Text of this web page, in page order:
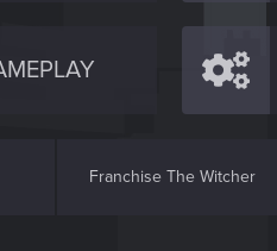
Franchise The Witcher